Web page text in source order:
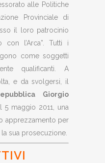
alle Politiche
Provinciale di
il loro patrocinio
con l’Arca”. Tutti i
come soggetti
qualificanti. A
e da svolgersi, il
Giorgio
5 maggio 2011, una
apprezzamento per
sua prosecuzione.